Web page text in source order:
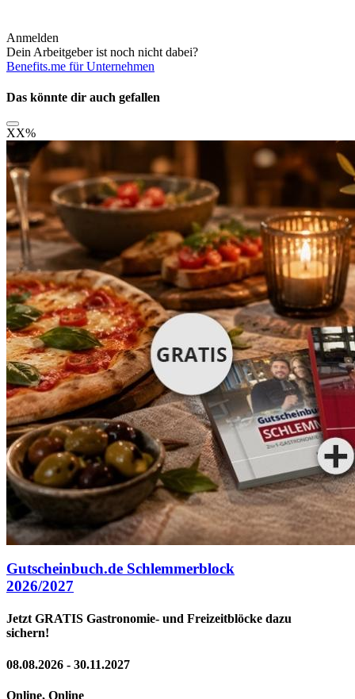
Anmelden
Dein Arbeitgeber ist noch nicht dabei?
Benefits.me für Unternehmen
Das könnte dir auch gefallen
XX%
Gutscheinbuch.de Schlemmerblock
2026/2027
Jetzt GRATIS Gastronomie- und Freizeitblöcke dazu
sichern!
08.08.2026 - 30.11.2027
Online, Online